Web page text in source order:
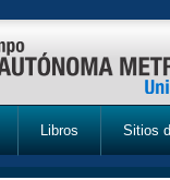
Libros Sitios